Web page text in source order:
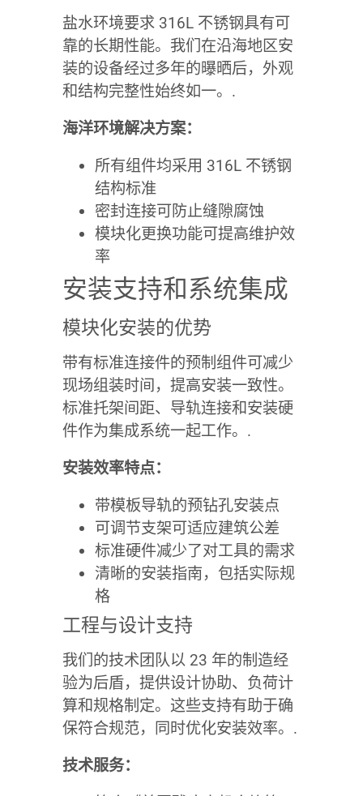
盐水环境要求 316L 不锈钢具有可
靠的长期性能。我们在沿海地区安
装的设备经过多年的曝晒后，外观
和结构完整性始终如一。.
海洋环境解决方案：
所有组件均采用 316L 不锈钢
结构标准
密封连接可防止缝隙腐蚀
模块化更换功能可提高维护效
率
安装支持和系统集成
模块化安装的优势
带有标准连接件的预制组件可减少
现场组装时间，提高安装一致性。
标准托架间距、导轨连接和安装硬
件作为集成系统一起工作。.
安装效率特点：
带模板导轨的预钻孔安装点
可调节支架可适应建筑公差
标准硬件减少了对工具的需求
清晰的安装指南，包括实际规
格
工程与设计支持
我们的技术团队以 23 年的制造经
验为后盾，提供设计协助、负荷计
算和规格制定。这些支持有助于确
保符合规范，同时优化安装效率。.
技术服务：